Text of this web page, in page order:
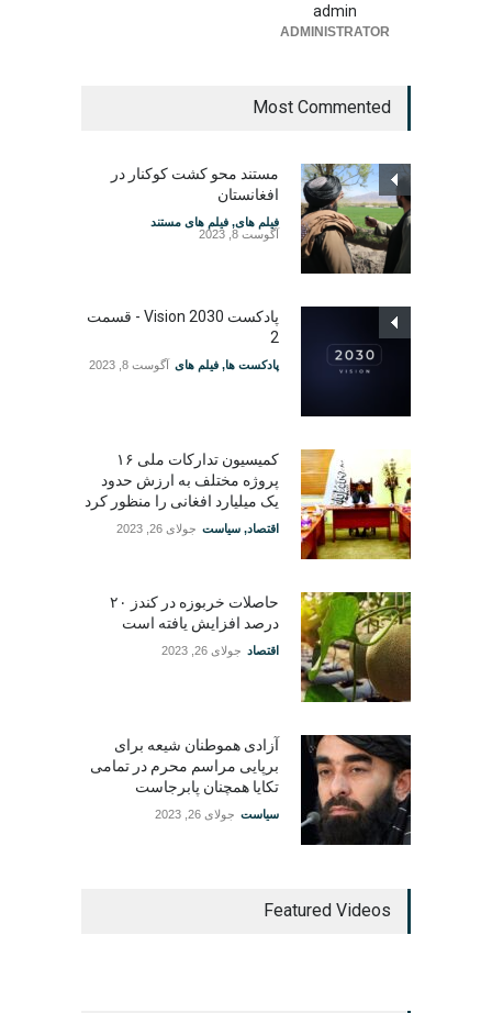
admin
ADMINISTRATOR
Most Commented
مستند محو کشت کوکنار در
افغانستان
فیلم های, فیلم های مستند
آگوست 8, 2023
پادکست Vision 2030 - قسمت
2
پادکست ها, فیلم های آگوست 8, 2023
کمیسیون تدارکات ملی ۱۶
پروژه مختلف به ارزش حدود
یک میلیارد افغانی را منظور کرد
اقتصاد, سیاست جولای 26, 2023
حاصلات خربوزه در کندز ۲۰
درصد افزایش یافته است
اقتصاد جولای 26, 2023
آزادی هموطنان شیعه برای
برپایی مراسم محرم در تمامی
تکایا همچنان پابرجاست
سیاست جولای 26, 2023
Featured Videos